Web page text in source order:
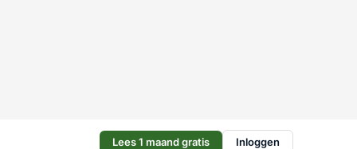
Lees 1 maand gratis Inloggen